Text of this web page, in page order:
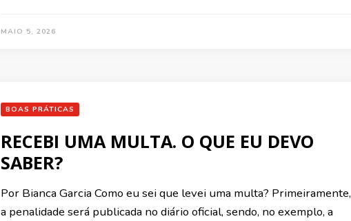
MAIO 5, 2026
BOAS PRÁTICAS
RECEBI UMA MULTA. O QUE EU DEVO
SABER?
Por Bianca Garcia Como eu sei que levei uma multa? Primeiramente,
a penalidade será publicada no diário oficial, sendo, no exemplo, a